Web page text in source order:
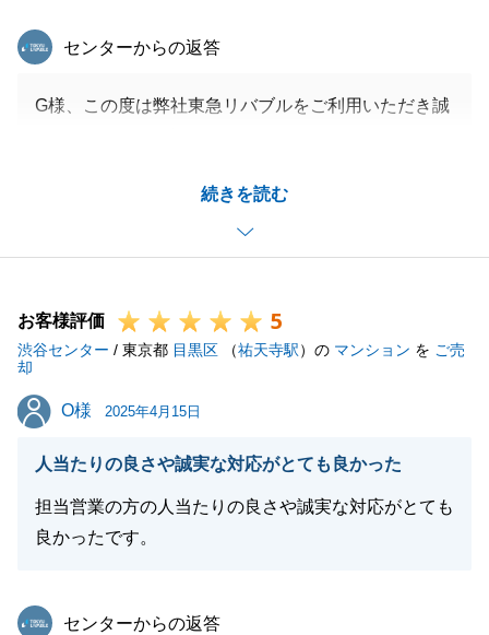
続きを読む
東急リバブル
センターからの返答
G様、この度は弊社東急リバブルをご利用いただき誠
ってご対応いただいたおかげで、無事にお引渡しを迎
大変感謝申し上げます。
り、その数年越しにご購入のお手伝いに携わらせてい
ただいて、私自身も大変ご縁を感じております。
うございます。
ますので、引き続きよろしくお願い申し上げます。
お客様評価 5
渋谷センター / 東京都 目黒区 （祐天寺駅）の マンション を ご売
却
O様
O様 2025年4月15日
人当たりの良さや誠実な対応がとても良かった
担当営業の方の人当たりの良さや誠実な対応がとても
良かったです。
東急リバブル
センターからの返答